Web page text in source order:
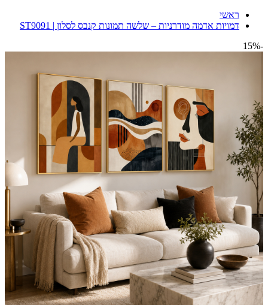
ראשי
דמויות אדמה מודרניות – שלשה תמונות קנבס לסלון | ST9091
-15%